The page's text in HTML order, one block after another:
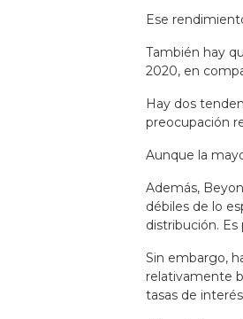
Ese
También hay
2020, en
Hay dos
preocupación
Aunque la
Además,
débiles de lo
distribución.
Sin embargo,
relativamente
tasas de